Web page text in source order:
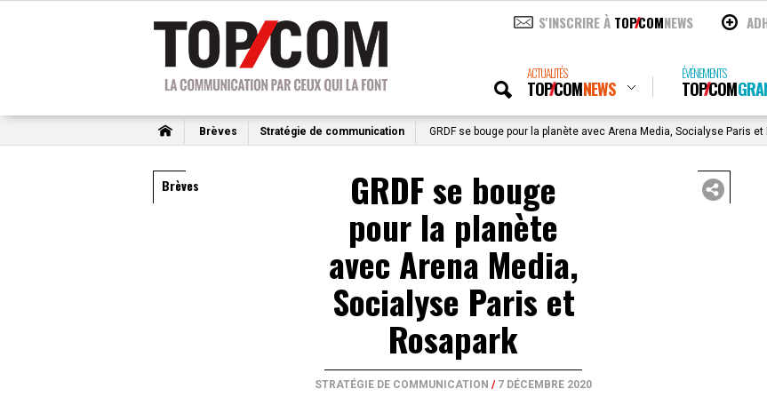
S'INSCRIRE À TOPCOMNEWS
ACTUALITÉS
TOPCOMNEWS
ÉVÉNEMENTS
TOPCOM
Brèves Stratégie de communication GRDF se bouge pour la planète avec Arena Media, Socialyse Paris et
Brèves GRDF se bouge
pour la planète
avec Arena Media,
Socialyse Paris et
Rosapark
STRATÉGIE DE COMMUNICATION / 7 DÉCEMBRE 2020